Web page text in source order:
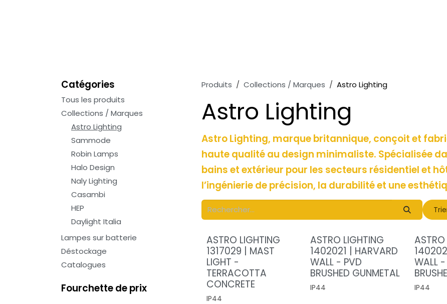
Catégories
Tous les produits
Collections / Marques
Astro Lighting
Sammode
Robin Lamps
Halo Design
Naly Lighting
Casambi
HEP
Daylight Italia
Lampes sur batterie
Déstockage
Catalogues
Fourchette de prix
Produits Collections / Marques Astro Lighting
Astro Lighting
Astro Lighting, marque britannique, conçoit et
haute qualité au design minimaliste. Spécialisée
bains et extérieur pour les secteurs résidentiel et
l’ingénierie de précision, la durabilité et une
ASTRO LIGHTING
1317029 | MAST
LIGHT -
TERRACOTTA
CONCRETE
IP44
ASTRO LIGHTING
1402021 | HARVARD
WALL - PVD
BRUSHED GUNMETAL
IP44
WALL
IP44